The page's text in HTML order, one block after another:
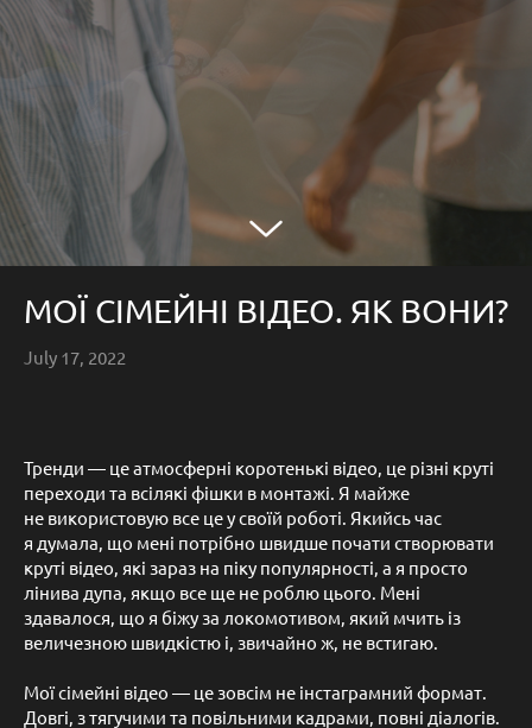
МОЇ СІМЕЙНІ ВІДЕО. ЯК ВОНИ?
July 17, 2022
Тренди — це атмосферні коротенькі відео, це різні круті
переходи та всілякі фішки в монтажі. Я майже
не використовую все це у своїй роботі. Якийсь час
я думала, що мені потрібно швидше почати створювати
круті відео, які зараз на піку популярності, а я просто
лінива дупа, якщо все ще не роблю цього. Мені
здавалося, що я біжу за локомотивом, який мчить із
величезною швидкістю і, звичайно ж, не встигаю.
Мої сімейні відео — це зовсім не інстаграмний формат.
Довгі, з тягучими та повільними кадрами, повні діалогів.